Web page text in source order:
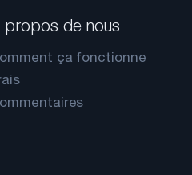
propos de nous
ça fonctionne